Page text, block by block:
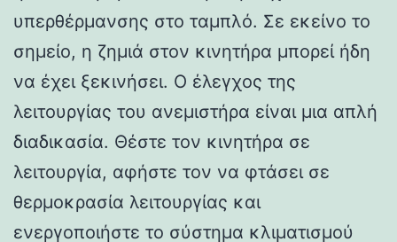
υπερθέρμανσης στο ταμπλό. Σε εκείνο το
σημείο, η ζημιά στον κινητήρα μπορεί ήδη
να έχει ξεκινήσει. Ο έλεγχος της
λειτουργίας του ανεμιστήρα είναι μια απλή
διαδικασία. Θέστε τον κινητήρα σε
λειτουργία, αφήστε τον να φτάσει σε
θερμοκρασία λειτουργίας και
ενεργοποιήστε το σύστημα κλιματισμού